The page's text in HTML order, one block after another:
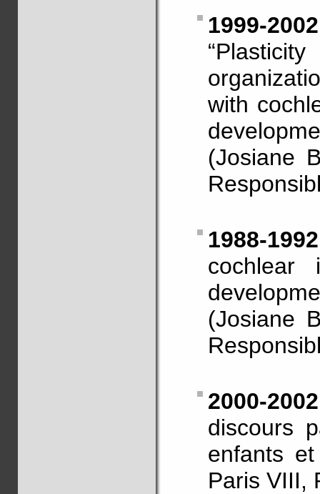
1999-2002
with
(Josiane
1988-1992
cochlear
(Josiane
2000-
discours
enfants
Paris VIII,